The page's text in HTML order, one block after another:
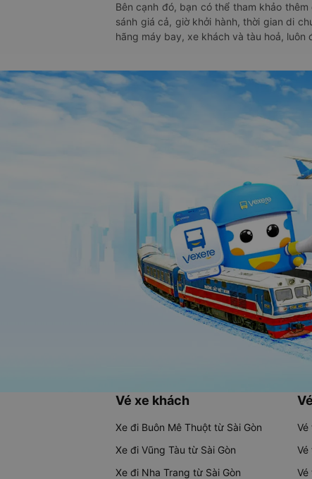
Bên cạnh đó, bạn có thể tham khảo
sánh giá cả, giờ khởi hành, thời gian di
hãng máy bay, xe khách và tàu hoả, luôn
Vé xe khách
Xe đi Buôn Mê Thuột từ Sài Gòn
Xe đi Vũng Tàu từ Sài Gòn
Xe đi Nha Trang từ Sài Gòn
Vé
Vé
Vé